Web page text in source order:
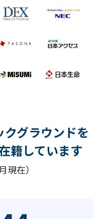
グラウンドを
籍しています
現在）